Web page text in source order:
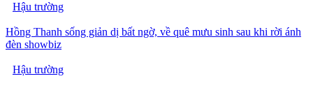
Hậu trường
Hồng Thanh sống giản dị bất ngờ, về quê mưu sinh sau khi rời ánh
đèn showbiz
Hậu trường